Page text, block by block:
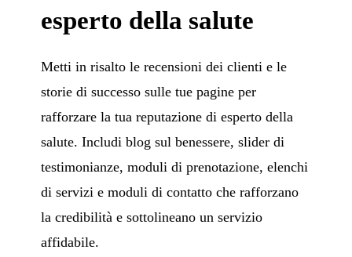
esperto della salute
Metti in risalto le recensioni dei clienti e le
storie di successo sulle tue pagine per
rafforzare la tua reputazione di esperto della
salute. Includi blog sul benessere, slider di
testimonianze, moduli di prenotazione, elenchi
di servizi e moduli di contatto che rafforzano
la credibilità e sottolineano un servizio
affidabile.